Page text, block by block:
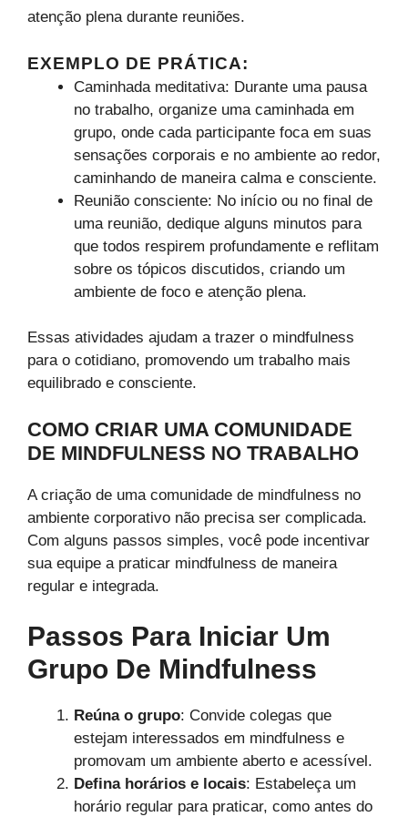
atenção plena durante reuniões.
EXEMPLO DE PRÁTICA:
Caminhada meditativa: Durante uma pausa
no trabalho, organize uma caminhada em
grupo, onde cada participante foca em suas
sensações corporais e no ambiente ao redor,
caminhando de maneira calma e consciente.
Reunião consciente: No início ou no final de
uma reunião, dedique alguns minutos para
que todos respirem profundamente e reflitam
sobre os tópicos discutidos, criando um
ambiente de foco e atenção plena.
Essas atividades ajudam a trazer o mindfulness
para o cotidiano, promovendo um trabalho mais
equilibrado e consciente.
COMO CRIAR UMA COMUNIDADE
DE MINDFULNESS NO TRABALHO
A criação de uma comunidade de mindfulness no
ambiente corporativo não precisa ser complicada.
Com alguns passos simples, você pode incentivar
sua equipe a praticar mindfulness de maneira
regular e integrada.
Passos Para Iniciar Um
Grupo De Mindfulness
Reúna o grupo: Convide colegas que
estejam interessados em mindfulness e
promovam um ambiente aberto e acessível.
Defina horários e locais: Estabeleça um
horário regular para praticar, como antes do